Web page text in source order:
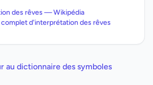
des rêves — Wikipédia
d'interprétation des rêves
au dictionnaire des symboles